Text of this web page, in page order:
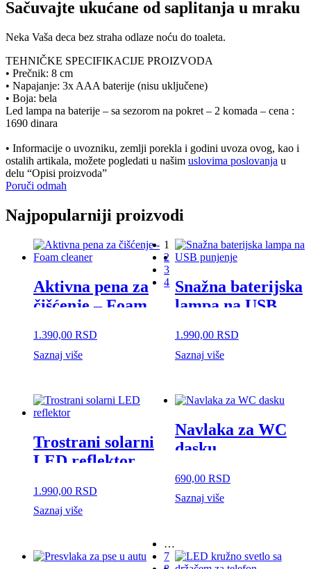
Sačuvajte ukućane od saplitanja u mraku
Neka Vaša deca bez straha odlaze noću do toaleta.
TEHNIČKE SPECIFIKACIJE PROIZVODA
• Prečnik: 8 cm
• Napajanje: 3x AAA baterije (nisu uključene)
• Boja: bela
Led lampa na baterije – sa sezorom na pokret – 2 komada – cena :
1690 dinara
• Informacije o uvozniku, zemlji porekla i godini uvoza ovog, kao i
ostalih artikala, možete pogledati u našim uslovima poslovanja u
delu “Opisi proizvoda”
Poruči odmah
Najpopularniji proizvodi
Aktivna pena za
čišćenje – Foam
1.390,00 RSD
Saznaj više
Snažna baterijska
lampa na USB
1.990,00 RSD
Saznaj više
Trostrani solarni
LED reflektor
1.990,00 RSD
Saznaj više
Navlaka za WC
dasku
690,00 RSD
Saznaj višeThis
The
1
2
3
4
…
7